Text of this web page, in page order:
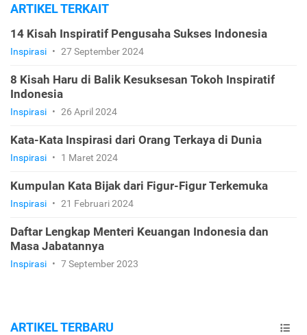
ARTIKEL TERKAIT
14 Kisah Inspiratif Pengusaha Sukses Indonesia
Inspirasi • 27 September 2024
8 Kisah Haru di Balik Kesuksesan Tokoh Inspiratif
Indonesia
Inspirasi • 26 April 2024
Kata-Kata Inspirasi dari Orang Terkaya di Dunia
Inspirasi • 1 Maret 2024
Kumpulan Kata Bijak dari Figur-Figur Terkemuka
Inspirasi • 21 Februari 2024
Daftar Lengkap Menteri Keuangan Indonesia dan
Masa Jabatannya
Inspirasi • 7 September 2023
ARTIKEL TERBARU